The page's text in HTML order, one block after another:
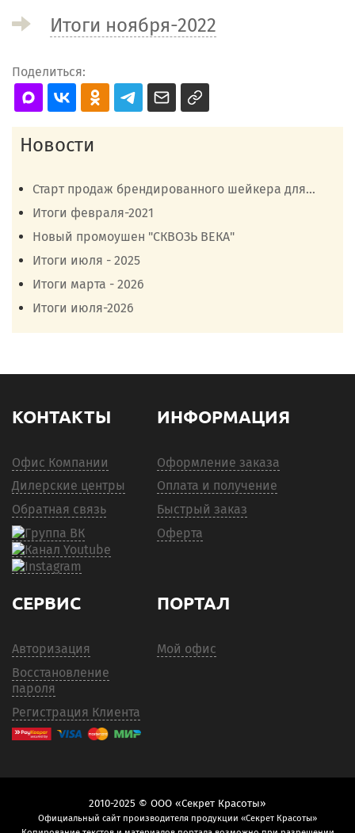
Итоги ноября-2022
Поделиться:
Новости
Старт продаж брендированного шейкера для...
Итоги февраля-2021
Новый промоушен "СКВОЗЬ ВЕКА"
Итоги июля - 2025
Итоги марта - 2026
Итоги июля-2026
КОНТАКТЫ
Офис Компании
Дилерские центры
Обратная связь
ИНФОРМАЦИЯ
Оформление заказа
Оплата и получение
Быстрый заказ
Оферта
СЕРВИС
Авторизация
Восстановление
пароля
Регистрация Клиента
ПОРТАЛ
Мой офис
2010-2025 © ООО «Секрет Красоты»
Официальный сайт производителя продукции «Секрет Красоты»